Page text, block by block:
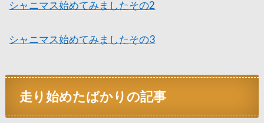
シャニマス始めてみましたその2
シャニマス始めてみましたその3
走り始めたばかりの記事